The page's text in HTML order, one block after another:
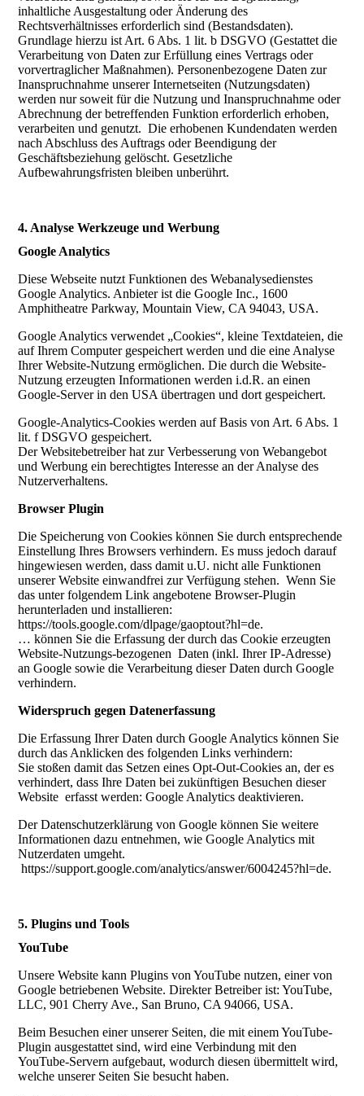
inhaltliche Ausgestaltung oder Änderung des
Rechtsverhältnisses erforderlich sind (Bestandsdaten).
Grundlage hierzu ist Art. 6 Abs. 1 lit. b DSGVO (Gestattet die
Verarbeitung von Daten zur Erfüllung eines Vertrags oder
vorvertraglicher Maßnahmen). Personenbezogene Daten zur
Inanspruchnahme unserer Internetseiten (Nutzungsdaten)
werden nur soweit für die Nutzung und Inanspruchnahme oder
Abrechnung der betreffenden Funktion erforderlich erhoben,
verarbeiten und genutzt. Die erhobenen Kundendaten werden
nach Abschluss des Auftrags oder Beendigung der
Geschäftsbeziehung gelöscht. Gesetzliche
Aufbewahrungsfristen bleiben unberührt.
4. Analyse Werkzeuge und Werbung
Google Analytics
Diese Webseite nutzt Funktionen des Webanalysedienstes
Google Analytics. Anbieter ist die Google Inc., 1600
Amphitheatre Parkway, Mountain View, CA 94043, USA.
Google Analytics verwendet „Cookies“, kleine Textdateien, die
auf Ihrem Computer gespeichert werden und die eine Analyse
Ihrer Website-Nutzung ermöglichen. Die durch die Website-
Nutzung erzeugten Informationen werden i.d.R. an einen
Google-Server in den USA übertragen und dort gespeichert.
Google-Analytics-Cookies werden auf Basis von Art. 6 Abs. 1
lit. f DSGVO gespeichert.
Der Websitebetreiber hat zur Verbesserung von Webangebot
und Werbung ein berechtigtes Interesse an der Analyse des
Nutzerverhaltens.
Browser Plugin
Die Speicherung von Cookies können Sie durch entsprechende
Einstellung Ihres Browsers verhindern. Es muss jedoch darauf
hingewiesen werden, dass damit u.U. nicht alle Funktionen
unserer Website einwandfrei zur Verfügung stehen. Wenn Sie
das unter folgendem Link angebotene Browser-Plugin
herunterladen und installieren:
https://tools.google.com/dlpage/gaoptout?hl=de.
… können Sie die Erfassung der durch das Cookie erzeugten
Website-Nutzungs-bezogenen Daten (inkl. Ihrer IP-Adresse)
an Google sowie die Verarbeitung dieser Daten durch Google
verhindern.
Widerspruch gegen Datenerfassung
Die Erfassung Ihrer Daten durch Google Analytics können Sie
durch das Anklicken des folgenden Links verhindern:
Sie stoßen damit das Setzen eines Opt-Out-Cookies an, der es
verhindert, dass Ihre Daten bei zukünftigen Besuchen dieser
Website erfasst werden: Google Analytics deaktivieren.
Der Datenschutzerklärung von Google können Sie weitere
Informationen dazu entnehmen, wie Google Analytics mit
Nutzerdaten umgeht.
https://support.google.com/analytics/answer/6004245?hl=de.
5. Plugins und Tools
YouTube
Unsere Website kann Plugins von YouTube nutzen, einer von
Google betriebenen Website. Direkter Betreiber ist: YouTube,
LLC, 901 Cherry Ave., San Bruno, CA 94066, USA.
Beim Besuchen einer unserer Seiten, die mit einem YouTube-
Plugin ausgestattet sind, wird eine Verbindung mit den
YouTube-Servern aufgebaut, wodurch diesen übermittelt wird,
welche unserer Seiten Sie besucht haben.